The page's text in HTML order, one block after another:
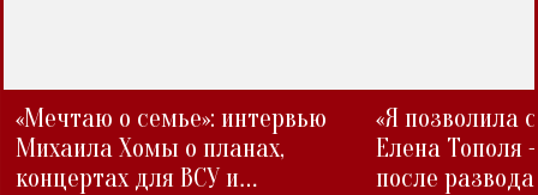
«Мечтаю о семье»: интервью
Михаила Хомы о планах,
концертах для ВСУ и
«Я позволила
Елена Тополя
после развода